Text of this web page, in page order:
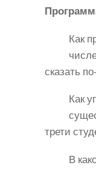
Как
сказать
Как
трети
В